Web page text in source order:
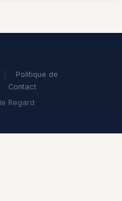
Politique de
Contact
Regard